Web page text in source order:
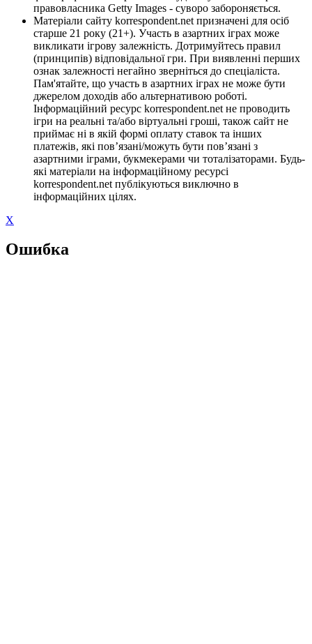
правовласника Getty Images - суворо забороняється.
Матеріали сайту korrespondent.net призначені для осіб
старше 21 року (21+). Участь в азартних іграх може
викликати ігрову залежність. Дотримуйтесь правил
(принципів) відповідальної гри. При виявленні перших
ознак залежності негайно зверніться до спеціаліста.
Пам'ятайте, що участь в азартних іграх не може бути
джерелом доходів або альтернативою роботі.
Інформаційний ресурс korrespondent.net не проводить
ігри на реальні та/або віртуальні гроші, також сайт не
приймає ні в якій формі оплату ставок та інших
платежів, які пов’язані/можуть бути пов’язані з
азартними іграми, букмекерами чи тоталізаторами. Будь-
які матеріали на інформаційному ресурсі
korrespondent.net публікуються виключно в
інформаційних цілях.
X
Ошибка